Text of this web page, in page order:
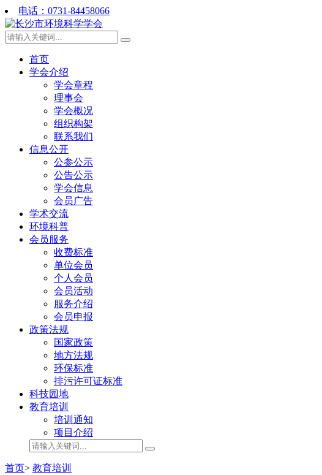
电话：0731-84458066
首页
学会介绍
学会章程
理事会
学会概况
组织构架
联系我们
信息公开
公参公示
公告公示
学会信息
会员广告
学术交流
环境科普
会员服务
收费标准
单位会员
个人会员
会员活动
服务介绍
会员申报
政策法规
国家政策
地方法规
环保标准
排污许可证标准
科技园地
教育培训
培训通知
项目介绍
首页> 教育培训